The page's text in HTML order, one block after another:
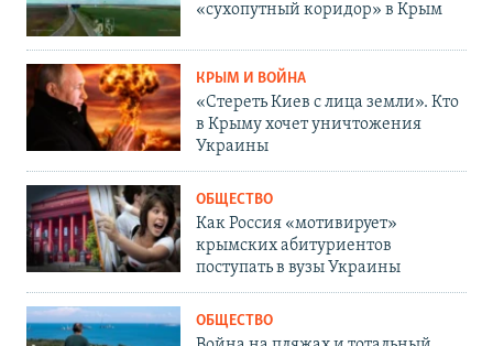
«сухопутный коридор» в Крым
КРЫМ И ВОЙНА
«Стереть Киев с лица земли». Кто
в Крыму хочет уничтожения
Украины
ОБЩЕСТВО
Как Россия «мотивирует»
крымских абитуриентов
поступать в вузы Украины
ОБЩЕСТВО